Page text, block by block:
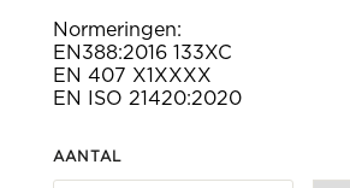
Normeringen:
EN388:2016 133XC
EN 407 X1XXXX
EN ISO 21420:2020
AANTAL